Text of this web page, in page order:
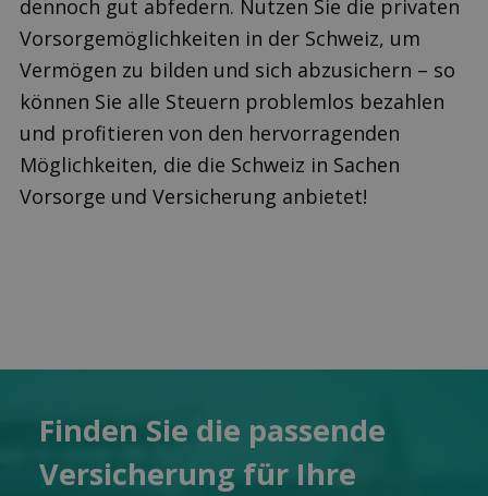
dennoch gut abfedern. Nutzen Sie die privaten
Vorsorgemöglichkeiten in der Schweiz, um
Vermögen zu bilden und sich abzusichern – so
können Sie alle Steuern problemlos bezahlen
und profitieren von den hervorragenden
Möglichkeiten, die die Schweiz in Sachen
Vorsorge und Versicherung anbietet!
Finden Sie die pas­sende
Ver­sicherung für Ihre